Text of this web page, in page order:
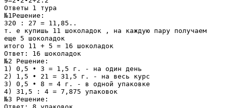
Ответы 1 тура
№1Решение:
320 : 27 = 11,85..
т. е купишь 11 шоколадок , на каждую пару получаем
еще 5 шоколадок
итого 11 + 5 = 16 шоколадок
Ответ: 16 шоколадок
№2 Решение:
1) 0,5 ∙ 3 = 1,5 г. - на один день
2) 1,5 ∙ 21 = 31,5 г. - на весь курс
3) 0,5 ∙ 8 = 4 г. - в одной упаковке
4) 31,5 : 4 = 7,875 упаковок
№3 Решение: